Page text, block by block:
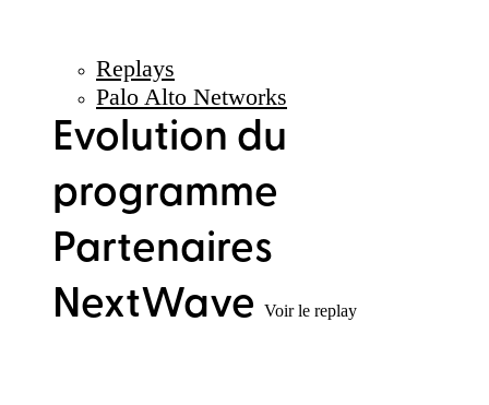
Replays
Palo Alto Networks
Evolution du
programme
Partenaires
NextWave Voir le replay